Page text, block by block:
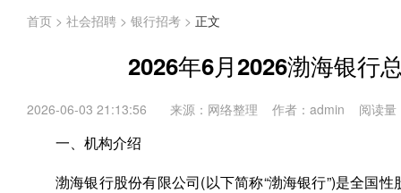
首页 > 社会招聘 > 银行招考 > 正文
2026年6月2026渤海银行
2026-06-03 21:13:56 来源：网络整理 作者：admin 阅读量
一、机构介绍
渤海银行股份有限公司(以下简称“渤海银行”)是全国